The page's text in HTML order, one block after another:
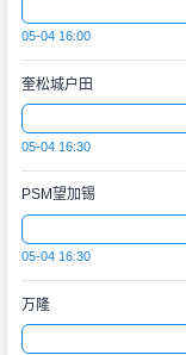
05-04 16:00
奎松城户田
05-04 16:30
PSM望加锡
05-04 16:30
万隆